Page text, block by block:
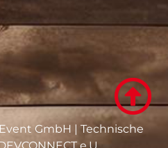
GmbH | Technische
e.U.